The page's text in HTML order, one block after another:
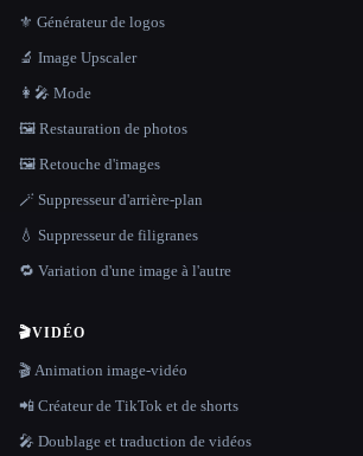
⚜️ Générateur de logos
🔬 Image Upscaler
👩‍🎤 Mode
🖼️ Restauration de photos
🖼️ Retouche d'images
🪄 Suppresseur d'arrière-plan
💧 Suppresseur de filigranes
🔁 Variation d'une image à l'autre
🎬VIDÉO
🎬 Animation image-vidéo
📲 Créateur de TikTok et de shorts
🎤 Doublage et traduction de vidéos